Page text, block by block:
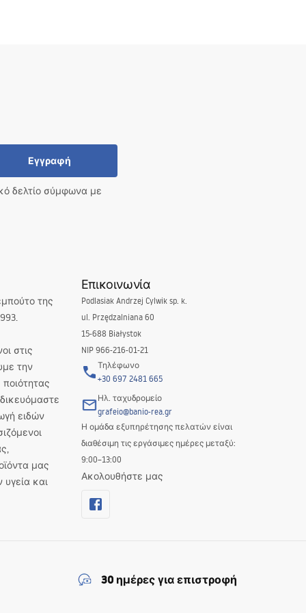
Εγγραφή
δελτίο σύμφωνα με
της
στις
την
ειδών
μας
υγεία και
Επικοινωνία
Podlasiak Andrzej Cylwik sp. k.
ul. Przędzalniana 60
15-688 Białystok
NIP 966-216-01-21
Τηλέφωνο
+30 697 2481 665
Ηλ. ταχυδρομείο
grafeio@banio-rea.gr
Η ομάδα εξυπηρέτησης πελατών είναι
διαθέσιμη τις εργάσιμες ημέρες μεταξύ:
9:00–13:00
Ακολουθήστε μας
30 ημέρες για επιστροφή